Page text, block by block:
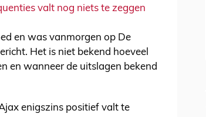
valt nog niets te zeggen
en was vanmorgen op De
Het is niet bekend hoeveel
en wanneer de uitslagen bekend
enigszins positief valt te